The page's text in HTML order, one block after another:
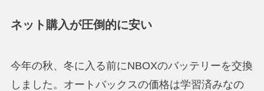
ネット購入が圧倒的に安い
今年の秋、冬に入る前にNBOXのバッテリーを交換
しました。オートバックスの価格は学習済みなの